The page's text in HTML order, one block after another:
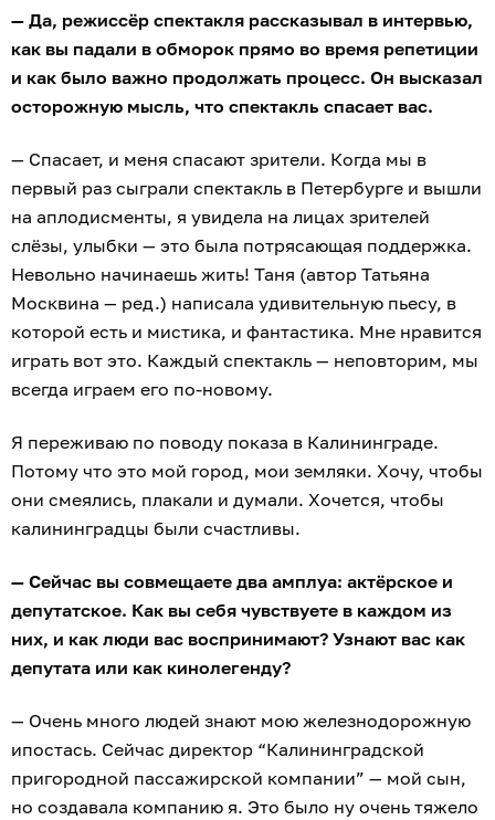
— Да, режиссёр спектакля рассказывал в интервью,
как вы падали в обморок прямо во время репетиции
и как было важно продолжать процесс. Он высказал
осторожную мысль, что спектакль спасает вас.
— Спасает, и меня спасают зрители. Когда мы в
первый раз сыграли спектакль в Петербурге и вышли
на аплодисменты, я увидела на лицах зрителей
слёзы, улыбки — это была потрясающая поддержка.
Невольно начинаешь жить! Таня (автор Татьяна
Москвина — ред.) написала удивительную пьесу, в
которой есть и мистика, и фантастика. Мне нравится
играть вот это. Каждый спектакль — неповторим, мы
всегда играем его по-новому.
Я переживаю по поводу показа в Калининграде.
Потому что это мой город, мои земляки. Хочу, чтобы
они смеялись, плакали и думали. Хочется, чтобы
калининградцы были счастливы.
— Сейчас вы совмещаете два амплуа: актёрское и
депутатское. Как вы себя чувствуете в каждом из
них, и как люди вас воспринимают? Узнают вас как
депутата или как кинолегенду?
— Очень много людей знают мою железнодорожную
ипостась. Сейчас директор “Калининградской
пригородной пассажирской компании” — мой сын,
но создавала компанию я. Это было ну очень тяжело